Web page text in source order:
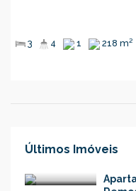
3 4 1 218 m²
Últimos Imóveis